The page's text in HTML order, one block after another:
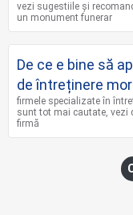
vezi sugestiile și
un monument funerar
De ce e bine să
de întreținere
firmele specializate în
sunt tot mai cautate, vezi
firmă